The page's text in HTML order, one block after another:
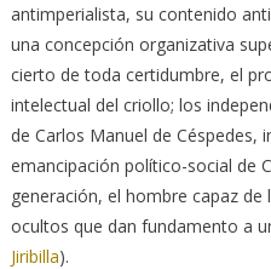
antimperialista, su contenido
una concepción organizativa
cierto de toda certidumbre, el
intelectual del criollo; los
de Carlos Manuel de Céspedes,
emancipa­ción político-social de
generación, el hombre capaz
ocultos que dan fundamento a
Jiribilla).